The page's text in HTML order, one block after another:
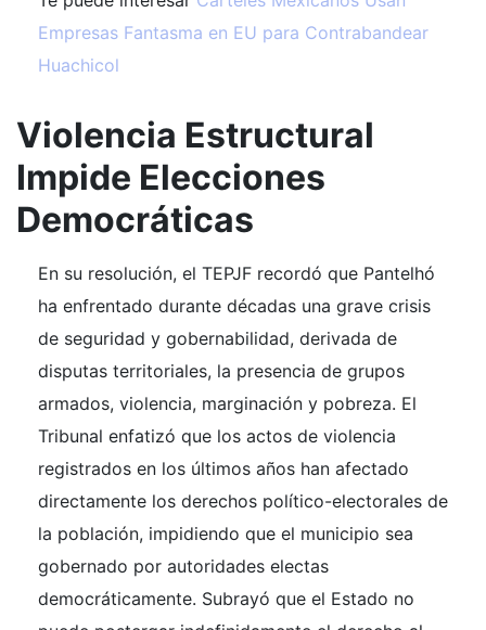
Empresas Fantasma en EU para Contrabandear
Huachicol
Violencia Estructural
Impide Elecciones
Democráticas
En su resolución, el TEPJF recordó que Pantelhó
ha enfrentado durante décadas una grave crisis
de seguridad y gobernabilidad, derivada de
disputas territoriales, la presencia de grupos
armados, violencia, marginación y pobreza. El
Tribunal enfatizó que los actos de violencia
registrados en los últimos años han afectado
directamente los derechos político-electorales de
la población, impidiendo que el municipio sea
gobernado por autoridades electas
democráticamente. Subrayó que el Estado no